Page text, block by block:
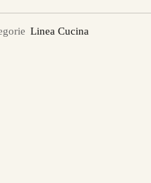
Linea Cucina